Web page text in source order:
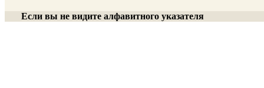
Если вы не видите алфавитного указателя